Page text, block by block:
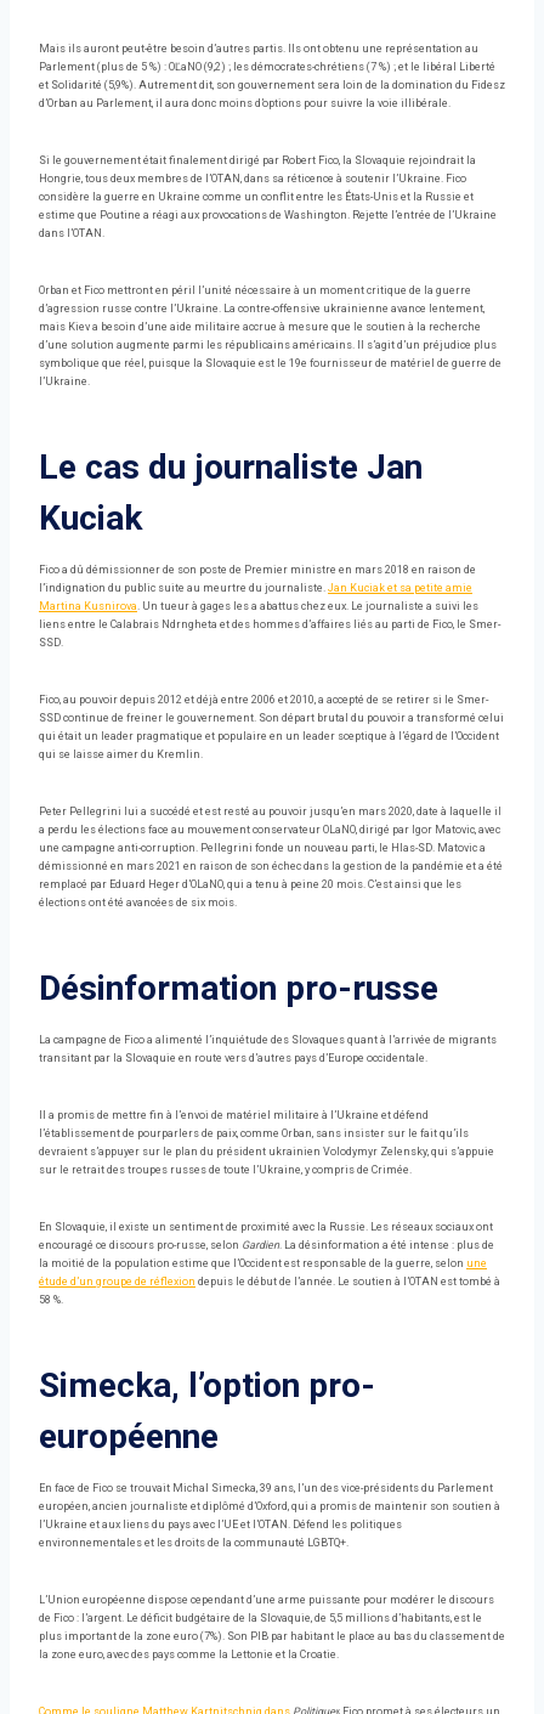
Mais ils auront peut-être besoin d’autres partis. Ils ont obtenu une représentation au
Parlement (plus de 5 %) : OĽaNO (9,2) ; les démocrates-chrétiens (7 %) ; et le libéral Liberté
et Solidarité (5,9%). Autrement dit, son gouvernement sera loin de la domination du Fidesz
d’Orban au Parlement, il aura donc moins d’options pour suivre la voie illibérale.
Si le gouvernement était finalement dirigé par Robert Fico, la Slovaquie rejoindrait la
Hongrie, tous deux membres de l’OTAN, dans sa réticence à soutenir l’Ukraine. Fico
considère la guerre en Ukraine comme un conflit entre les États-Unis et la Russie et
estime que Poutine a réagi aux provocations de Washington. Rejette l’entrée de l’Ukraine
dans l’OTAN.
Orban et Fico mettront en péril l’unité nécessaire à un moment critique de la guerre
d’agression russe contre l’Ukraine. La contre-offensive ukrainienne avance lentement,
mais Kiev a besoin d’une aide militaire accrue à mesure que le soutien à la recherche
d’une solution augmente parmi les républicains américains. Il s’agit d’un préjudice plus
symbolique que réel, puisque la Slovaquie est le 19e fournisseur de matériel de guerre de
l’Ukraine.
Le cas du journaliste Jan
Kuciak
Fico a dû démissionner de son poste de Premier ministre en mars 2018 en raison de
l’indignation du public suite au meurtre du journaliste. Jan Kuciak et sa petite amie
Martina Kusnirova. Un tueur à gages les a abattus chez eux. Le journaliste a suivi les
liens entre le Calabrais Ndrngheta et des hommes d’affaires liés au parti de Fico, le Smer-
SSD.
Fico, au pouvoir depuis 2012 et déjà entre 2006 et 2010, a accepté de se retirer si le Smer-
SSD continue de freiner le gouvernement. Son départ brutal du pouvoir a transformé celui
qui était un leader pragmatique et populaire en un leader sceptique à l’égard de l’Occident
qui se laisse aimer du Kremlin.
Peter Pellegrini lui a succédé et est resté au pouvoir jusqu’en mars 2020, date à laquelle il
a perdu les élections face au mouvement conservateur OLaNO, dirigé par Igor Matovic, avec
une campagne anti-corruption. Pellegrini fonde un nouveau parti, le Hlas-SD. Matovic a
démissionné en mars 2021 en raison de son échec dans la gestion de la pandémie et a été
remplacé par Eduard Heger d’OLaNO, qui a tenu à peine 20 mois. C’est ainsi que les
élections ont été avancées de six mois.
Désinformation pro-russe
La campagne de Fico a alimenté l’inquiétude des Slovaques quant à l’arrivée de migrants
transitant par la Slovaquie en route vers d’autres pays d’Europe occidentale.
Il a promis de mettre fin à l’envoi de matériel militaire à l’Ukraine et défend
l’établissement de pourparlers de paix, comme Orban, sans insister sur le fait qu’ils
devraient s’appuyer sur le plan du président ukrainien Volodymyr Zelensky, qui s’appuie
sur le retrait des troupes russes de toute l’Ukraine, y compris de Crimée.
En Slovaquie, il existe un sentiment de proximité avec la Russie. Les réseaux sociaux ont
encouragé ce discours pro-russe, selon Gardien. La désinformation a été intense : plus de
la moitié de la population estime que l’Occident est responsable de la guerre, selon une
étude d’un groupe de réflexion depuis le début de l’année. Le soutien à l’OTAN est tombé à
58 %.
Simecka, l’option pro-
européenne
En face de Fico se trouvait Michal Simecka, 39 ans, l’un des vice-présidents du Parlement
européen, ancien journaliste et diplômé d’Oxford, qui a promis de maintenir son soutien à
l’Ukraine et aux liens du pays avec l’UE et l’OTAN. Défend les politiques
environnementales et les droits de la communauté LGBTQ+.
L’Union européenne dispose cependant d’une arme puissante pour modérer le discours
de Fico : l’argent. Le déficit budgétaire de la Slovaquie, de 5,5 millions d’habitants, est le
plus important de la zone euro (7%). Son PIB par habitant le place au bas du classement de
la zone euro, avec des pays comme la Lettonie et la Croatie.